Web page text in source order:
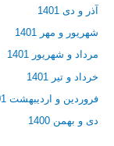
آذر و دی 1401
شهریور و مهر 1401
مرداد و شهریور 1401
خرداد و تیر 1401
فروردین و اردیبهشت 1401
دی و بهمن 1400